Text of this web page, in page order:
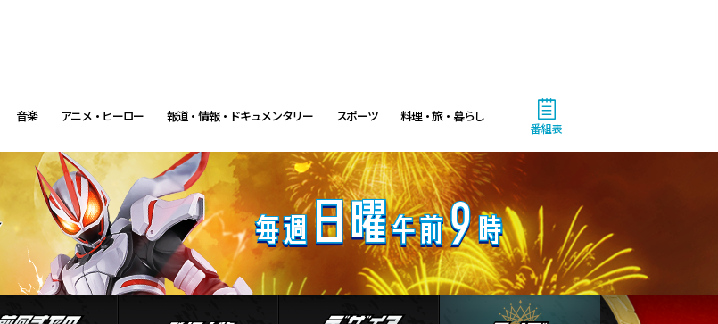
音楽 アニメ・ヒーロー 報道・情報・ドキュメンタリー スポーツ 料理・旅・暮らし
番組表
ロダクション 前回までのストーリー登場人物 デザイアグランプリ ライダー
よる 11:10
熱闘甲子園 涙は、強さにな
る。
よる 11:40
And One